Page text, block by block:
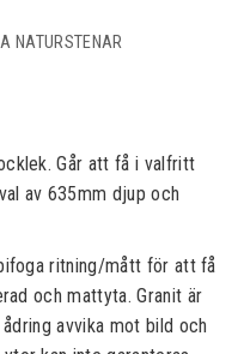
NATURSTENAR
Går att få i valfritt
av 635mm djup och
ritning/mått för att få
och mattyta. Granit är
avvika mot bild och